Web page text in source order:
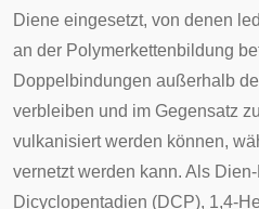
Diene eingesetzt, von denen
an der Polymerkettenbildung
Doppelbindungen außerhalb
verbleiben und im Gegensatz
vulkanisiert werden können,
vernetzt werden kann. Als
Dicyclopentadien (DCP), 1,4-